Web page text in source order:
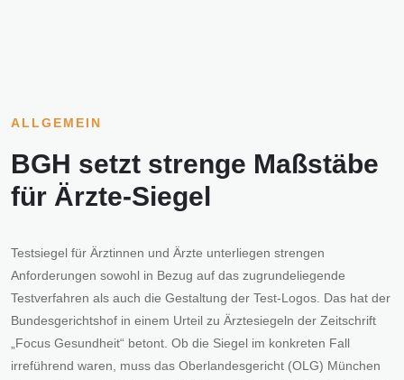
ALLGEMEIN
BGH setzt strenge Maßstäbe
für Ärzte-Siegel
Testsiegel für Ärztinnen und Ärzte unterliegen strengen
Anforderungen sowohl in Bezug auf das zugrundeliegende
Testverfahren als auch die Gestaltung der Test-Logos. Das hat der
Bundesgerichtshof in einem Urteil zu Ärztesiegeln der Zeitschrift
„Focus Gesundheit“ betont. Ob die Siegel im konkreten Fall
irreführend waren, muss das Oberlandesgericht (OLG) München